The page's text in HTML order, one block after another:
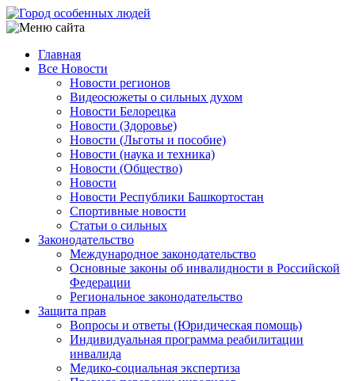
Перейти
к
содержанию
Main
navigation
Главная
Все Новости
Новости регионов
Видеосюжеты о сильных духом
Новости Белорецка
Новости (Здоровье)
Новости (Льготы и пособие)
Новости (наука и техника)
Новости (Общество)
Новости
Новости Республики Башкортостан
Спортивные новости
Статьи о сильных
Законодательство
Международное законодательство
Основные законы об инвалидности в Российской
Федерации
Региональное законодательство
Защита прав
Вопросы и ответы (Юридическая помощь)
Индивидуальная программа реабилитации
инвалида
Медико-социальная экспертиза